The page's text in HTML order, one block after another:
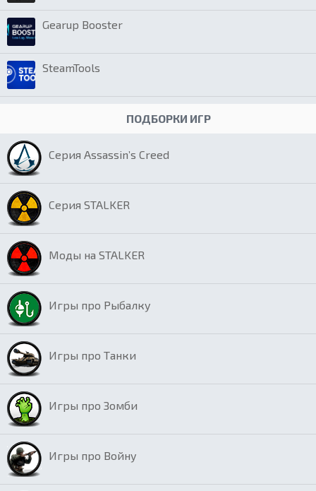
Gearup Booster
SteamTools
ПОДБОРКИ ИГР
Серия Assassin’s Creed
Серия STALKER
Моды на STALKER
Игры про Рыбалку
Игры про Танки
Игры про Зомби
Игры про Войну